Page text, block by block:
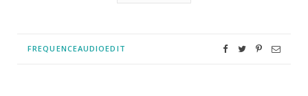
FREQUENCEAUDIOEDIT